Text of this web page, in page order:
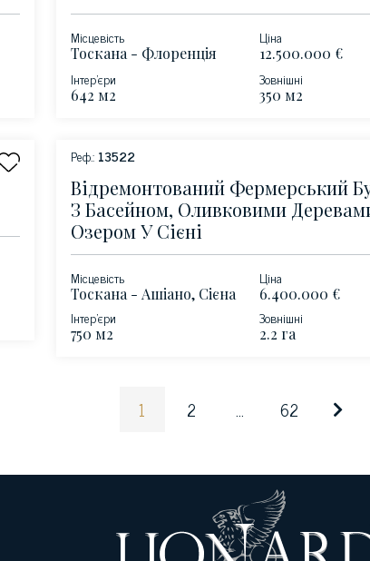
Місцевість
Тоскана - Флоренція
Ціна
12.500.000 €
Інтер'єри
642 м2
Зовнішні
350 м2
Реф.: 13522
Відремонтований Фермерський
З Басейном, Оливковими
Озером У Сієні
Місцевість
Тоскана - Ашіано, Сієна
Ціна
6.400.000 €
Інтер'єри
750 м2
Зовнішні
2.2 га
1 2 ... 62